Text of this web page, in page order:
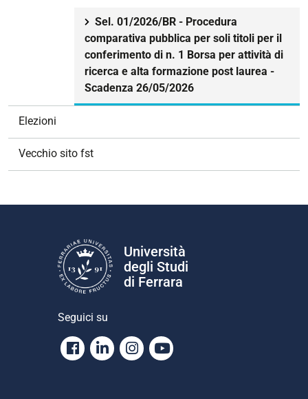
Sel. 01/2026/BR - Procedura
comparativa pubblica per soli titoli per il
conferimento di n. 1 Borsa per attività di
ricerca e alta formazione post laurea -
Scadenza 26/05/2026
Elezioni
Vecchio sito fst
Università
degli Studi
di Ferrara
Seguici su
Facebook
LinkedinInstagram
Youtube